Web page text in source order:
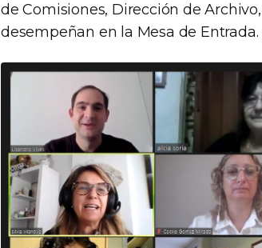
de Comisiones, Dirección de
desempeñan en la Mesa de Entrada.